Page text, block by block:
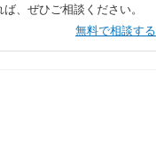
、ぜひご相談ください。
無料で相談する